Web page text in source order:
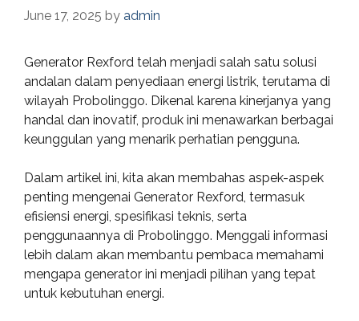
June 17, 2025 by admin
Generator Rexford telah menjadi salah satu solusi
andalan dalam penyediaan energi listrik, terutama di
wilayah Probolinggo. Dikenal karena kinerjanya yang
handal dan inovatif, produk ini menawarkan berbagai
keunggulan yang menarik perhatian pengguna.
Dalam artikel ini, kita akan membahas aspek-aspek
penting mengenai Generator Rexford, termasuk
efisiensi energi, spesifikasi teknis, serta
penggunaannya di Probolinggo. Menggali informasi
lebih dalam akan membantu pembaca memahami
mengapa generator ini menjadi pilihan yang tepat
untuk kebutuhan energi.